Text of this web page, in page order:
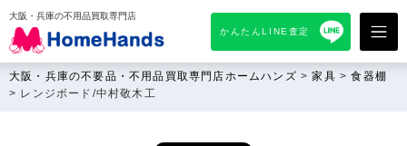
大阪・兵庫の不用品買取専門店
かんたんLINE査定
大阪・兵庫の不要品・不用品買取専門店ホームハンズ >家具 >食器棚
> レンジボード/中村敬木工